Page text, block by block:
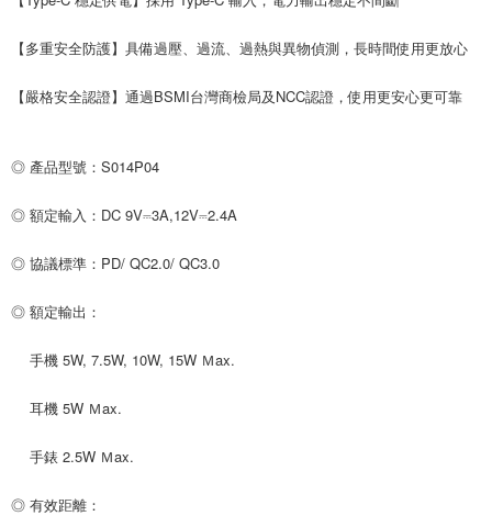
【多重安全防護】具備過壓、過流、過熱與異物偵測，長時間使用更放心
【嚴格安全認證】通過BSMI台灣商檢局及NCC認證，使用更安心更可靠
◎ 產品型號：S014P04
◎ 額定輸入：DC 9V⎓3A,12V⎓2.4A
◎ 協議標準：PD/ QC2.0/ QC3.0
◎ 額定輸出：
手機 5W, 7.5W, 10W, 15W Ｍax.
耳機 5W Ｍax.
手錶 2.5W Ｍax.
◎ 有效距離：